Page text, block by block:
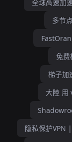
全球高速加
多节
免
梯子加
大陸
隐私保护VPN